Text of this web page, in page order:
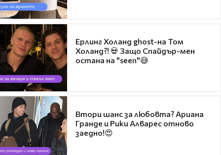
Ерлинг Холанд ghost-на Том
Холанд?! 💀 Защо Спайдър-мен
остана на "seen"😅
Втори шанс за любовта? Ариана
Гранде и Рики Алварес отново
заедно!😍